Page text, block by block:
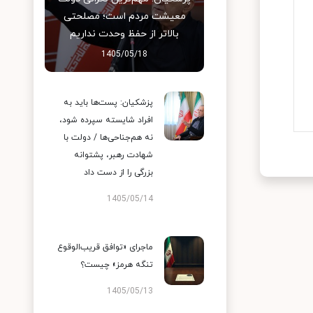
معیشت مردم است؛ مصلحتی
بالاتر از حفظ وحدت نداریم
1405/05/18
پزشکیان: پست‌ها باید به
افراد شایسته سپرده شود،
نه هم‌جناحی‌ها / دولت با
شهادت رهبر، پشتوانه
بزرگی را از دست داد
1405/05/14
ماجرای «توافق قریب‌الوقوع
تنگه هرمز» چیست؟
1405/05/13